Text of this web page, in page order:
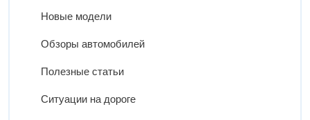
Новые модели
Обзоры автомобилей
Полезные статьи
Ситуации на дороге